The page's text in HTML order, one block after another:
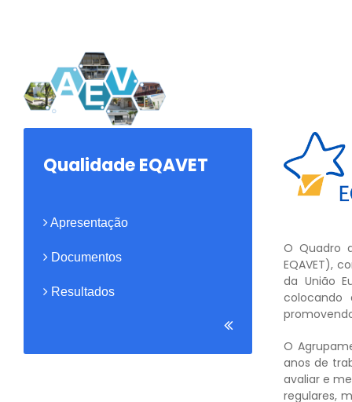
Qualidade EQAVET
Apresentação
Documentos
Resultados
O Quadro
EQAVET),
da União
colocando
O
anos de
avaliar e
regulares,